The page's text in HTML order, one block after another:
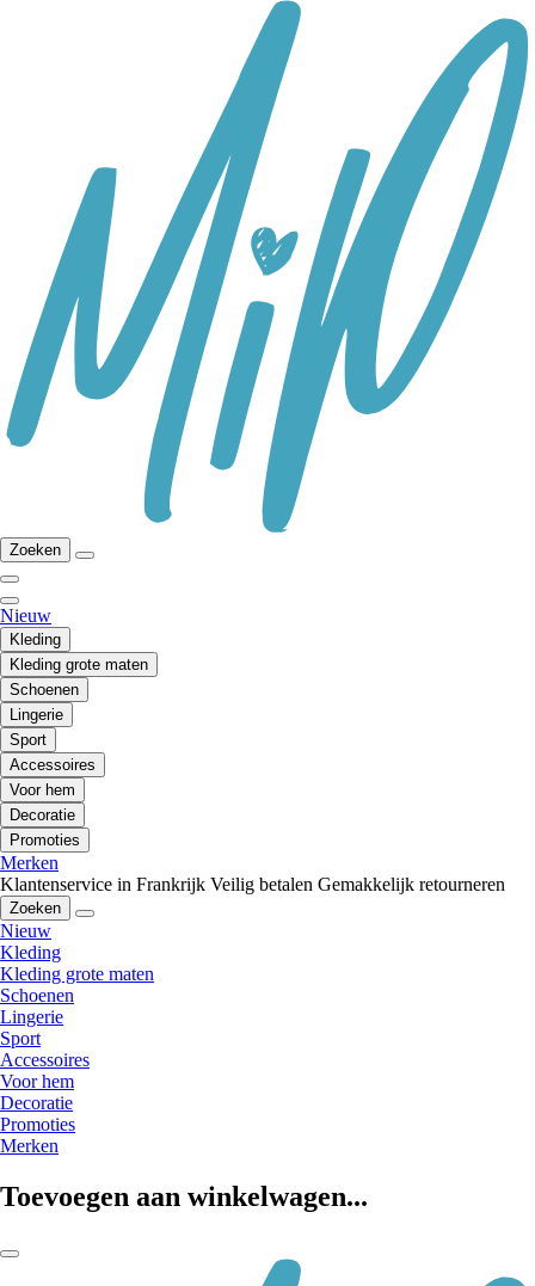
Zoeken
Nieuw
Kleding
Kleding grote maten
Schoenen
Lingerie
Sport
Accessoires
Voor hem
Decoratie
Promoties
Merken
Klantenservice in Frankrijk Veilig betalen Gemakkelijk retourneren
Zoeken
Nieuw
Kleding
Kleding grote maten
Schoenen
Lingerie
Sport
Accessoires
Voor hem
Decoratie
Promoties
Merken
Toevoegen aan winkelwagen...